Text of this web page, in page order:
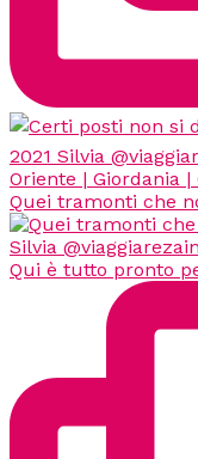
Quei tramonti che
Qui è tutto pronto